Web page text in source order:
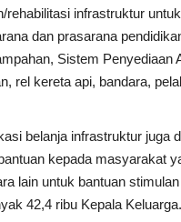
rehabilitasi infrastruktur
dan prasarana
Sistem Penyediaan
rel kereta api, bandara,
belanja infrastruktur juga
kepada masyarakat
lain untuk bantuan
42,4 ribu Kepala Keluarga.